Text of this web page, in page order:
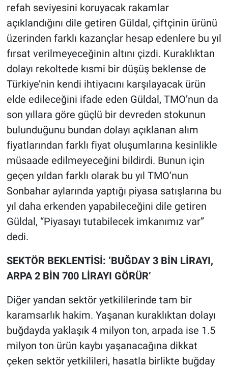
refah seviyesini koruyacak rakamlar
açıklandığını dile getiren Güldal, çiftçinin ürünü
üzerinden farklı kazançlar hesap edenlere bu yıl
fırsat verilmeyeceğinin altını çizdi. Kuraklıktan
dolayı rekoltede kısmi bir düşüş beklense de
Türkiye’nin kendi ihtiyacını karşılayacak ürün
elde edileceğini ifade eden Güldal, TMO’nun da
son yıllara göre güçlü bir devreden stokunun
bulunduğunu bundan dolayı açıklanan alım
fiyatlarından farklı fiyat oluşumlarına kesinlikle
müsaade edilmeyeceğini bildirdi. Bunun için
geçen yıldan farklı olarak bu yıl TMO’nun
Sonbahar aylarında yaptığı piyasa satışlarına bu
yıl daha erkenden yapabileceğini dile getiren
Güldal, “Piyasayı tutabilecek imkanımız var”
dedi.
SEKTÖR BEKLENTİSİ: ‘BUĞDAY 3 BİN LİRAYI,
ARPA 2 BİN 700 LİRAYI GÖRÜR’
Diğer yandan sektör yetkililerinde tam bir
karamsarlık hakim. Yaşanan kuraklıktan dolayı
buğdayda yaklaşık 4 milyon ton, arpada ise 1.5
milyon ton ürün kaybı yaşanacağına dikkat
çeken sektör yetkilileri, hasatla birlikte buğday